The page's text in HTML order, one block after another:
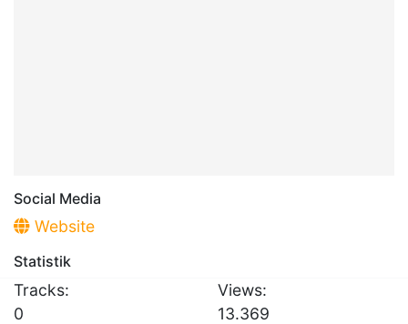
Social Media
Website
Statistik
Tracks:
0
Views:
13.369